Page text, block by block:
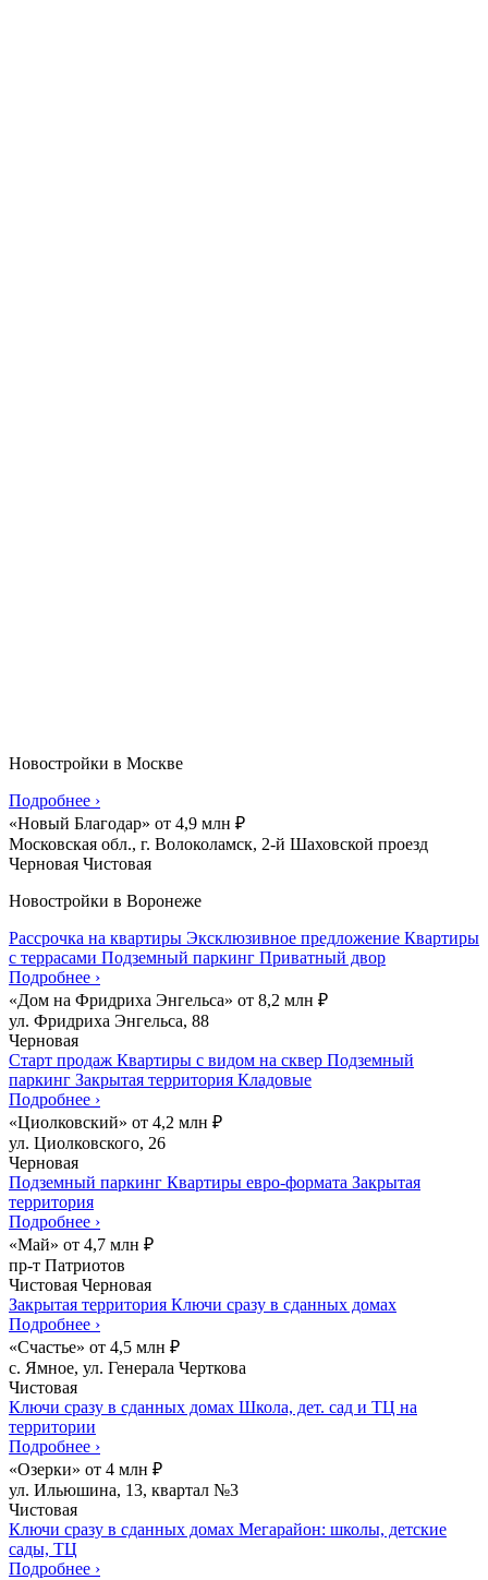
Новостройки в Москве
Подробнее ›
«Новый Благодар» от 4,9 млн ₽
Московская обл., г. Волоколамск, 2-й Шаховской проезд
Черновая Чистовая
Новостройки в Воронеже
Рассрочка на квартиры Эксклюзивное предложение Квартиры
с террасами Подземный паркинг Приватный двор
Подробнее ›
«Дом на Фридриха Энгельса» от 8,2 млн ₽
ул. Фридриха Энгельса, 88
Черновая
Старт продаж Квартиры с видом на сквер Подземный
паркинг Закрытая территория Кладовые
Подробнее ›
«Циолковский» от 4,2 млн ₽
ул. Циолковского, 26
Черновая
Подземный паркинг Квартиры евро-формата Закрытая
территория
Подробнее ›
«Май» от 4,7 млн ₽
пр-т Патриотов
Чистовая Черновая
Закрытая территория Ключи сразу в сданных домах
Подробнее ›
«Счастье» от 4,5 млн ₽
c. Ямное, ул. Генерала Черткова
Чистовая
Ключи сразу в сданных домах Школа, дет. сад и ТЦ на
территории
Подробнее ›
«Озерки» от 4 млн ₽
ул. Ильюшина, 13, квартал №3
Чистовая
Ключи сразу в сданных домах Мегарайон: школы, детские
сады, ТЦ
Подробнее ›